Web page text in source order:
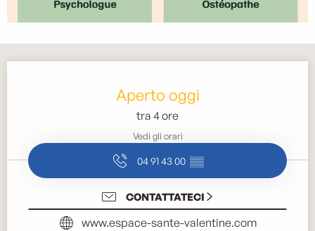
Aperto oggi
tra 4 ore
Vedi gli orari
04 91 43 00 ▒▒
CONTATTATECI
www.espace-sante-valentine.com